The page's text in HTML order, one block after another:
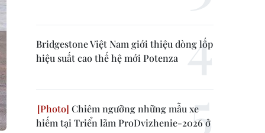
Bridgestone Việt Nam giới thiệu dòng lốp
hiệu suất cao thế hệ mới Potenza
Chiêm ngưỡng những mẫu xe
hiếm tại Triển lãm ProDvizhenie-2026 ở